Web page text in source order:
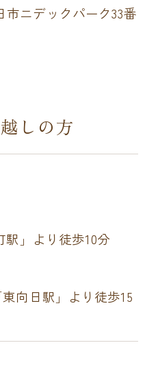
市ニデックパーク33番
しの方
」より徒歩10分
向日駅」より徒歩15